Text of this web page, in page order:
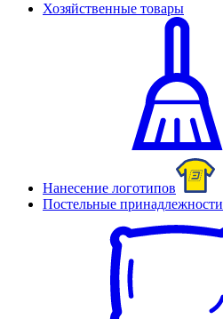
Хозяйственные товары
Нанесение логотипов
Постельные принадлежности